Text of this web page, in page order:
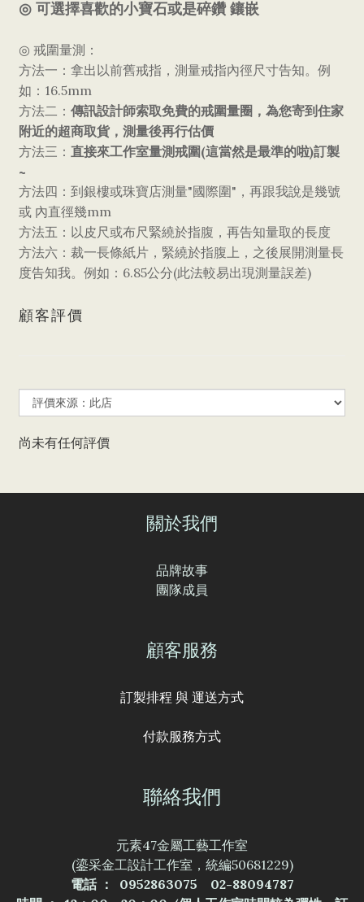
◎ 可選擇喜歡的小寶石或是碎鑽 鑲嵌
◎ 戒圍量測：
方法一：拿出以前舊戒指，測量戒指內徑尺寸告知。例
如： 16.5mm
方法二： 傳訊設計師索取免費的戒圍量圈，為您寄到住家
附近的超商取貨，測量後再行估價
方法三： 直接來工作室量測戒圍(這當然是最準的啦)訂製
~
方法四：到銀樓或珠寶店測量"國際圍 " ，再跟我說是幾號
或 內直徑幾mm
方法五：以皮尺或布尺緊繞於指腹，再告知量取的長度
方法六：裁一長條紙片，緊繞於指腹上，之後展開測量長
度告知我。例如： 6.85公分(此法較易出現測量誤差)
顧客評價
尚未有任何評價
關於我們
品牌故事
團隊成員
顧客服務
訂製排程 與 運送方式
付款服務方式
聯絡我們
元素47金屬工藝工作室
(鎏采金工設計工作室，統編50681229)
電話 ： 0952863075 02-88094787